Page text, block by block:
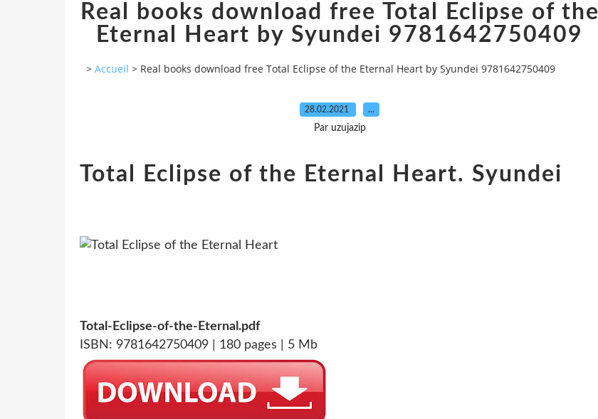
Real books download free Total Eclipse of the
Eternal Heart by Syundei 9781642750409
> Accueil > Real books download free Total Eclipse of the Eternal Heart by Syundei 9781642750409
28.02.2021 …
Par uzujazip
Total Eclipse of the Eternal Heart. Syundei
Total-Eclipse-of-the-Eternal.pdf
ISBN: 9781642750409 | 180 pages | 5 Mb